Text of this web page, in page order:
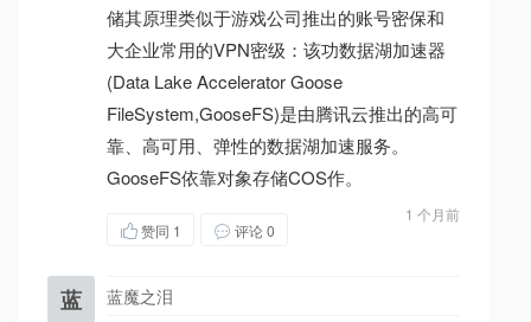
储其原理类似于游戏公司推出的账号密保和
大企业常用的VPN密级：该功数据湖加速器
(Data Lake Accelerator Goose
FileSystem,GooseFS)是由腾讯云推出的高可
靠、高可用、弹性的数据湖加速服务。
GooseFS依靠对象存储COS作。
1 个月前
赞同 1 评论 0
蓝 蓝魔之泪